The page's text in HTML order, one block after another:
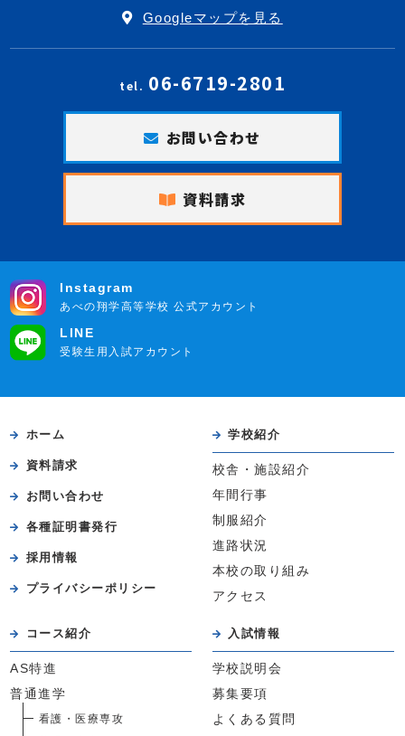
Googleマップを見る
tel. 06-6719-2801
お問い合わせ
資料請求
Instagram
あべの翔学高等学校 公式アカウント
LINE
受験生用入試アカウント
ホーム
資料請求
お問い合わせ
各種証明書発行
採用情報
プライバシーポリシー
学校紹介
校舎・施設紹介
年間行事
制服紹介
進路状況
本校の取り組み
アクセス
コース紹介
AS特進
普通進学
看護・医療専攻
入試情報
学校説明会
募集要項
よくある質問